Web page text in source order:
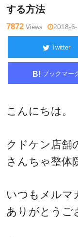
する方法
7872 Views 2018-6-
Twitter
B! ブックマー
こんにちは。
クドケン店舗
さんちゃ整体
いつもメルマ
ありがとうご